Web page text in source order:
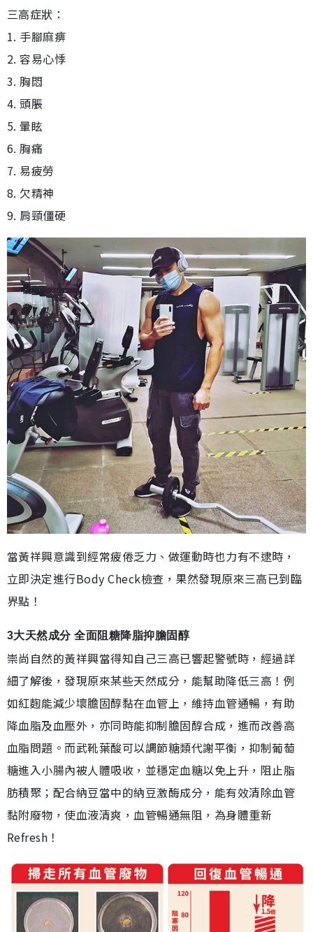
三高症狀：
1. 手腳麻痹
2. 容易心悸
3. 胸悶
4. 頭脹
5. 暈眩
6. 胸痛
7. 易疲勞
8. 欠精神
9. 肩頸僵硬
當黃祥興意識到經常疲倦乏力、做運動時也力有不逮時，
立即決定進行Body Check檢查，果然發現原來三高已到臨
界點！
3大天然成分 全面阻糖降脂抑膽固醇
崇尚自然的黃祥興當得知自己三高已響起警號時，經過詳
細了解後，發現原來某些天然成分，能幫助降低三高！例
如紅麴能減少壞膽固醇黏在血管上，維持血管通暢，有助
降血脂及血壓外，亦同時能抑制膽固醇合成，進而改善高
血脂問題。而武靴葉酸可以調節糖類代謝平衡，抑制葡萄
糖進入小腸內被人體吸收，並穩定血糖以免上升，阻止脂
肪積聚；配合納豆當中的納豆激酶成分，能有效清除血管
黏附廢物，使血液清爽，血管暢通無阻，為身體重新
Refresh！